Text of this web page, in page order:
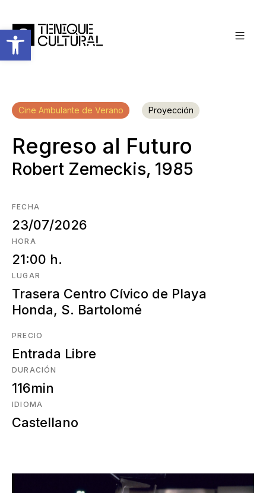
Abrir barra de herramientas
Cine Ambulante de Verano Proyección
Regreso al Futuro
Robert Zemeckis, 1985
FECHA
23/07/2026
HORA
21:00 h.
LUGAR
Trasera Centro Cívico de Playa
Honda, S. Bartolomé
PRECIO
Entrada Libre
DURACIÓN
116min
IDIOMA
Castellano